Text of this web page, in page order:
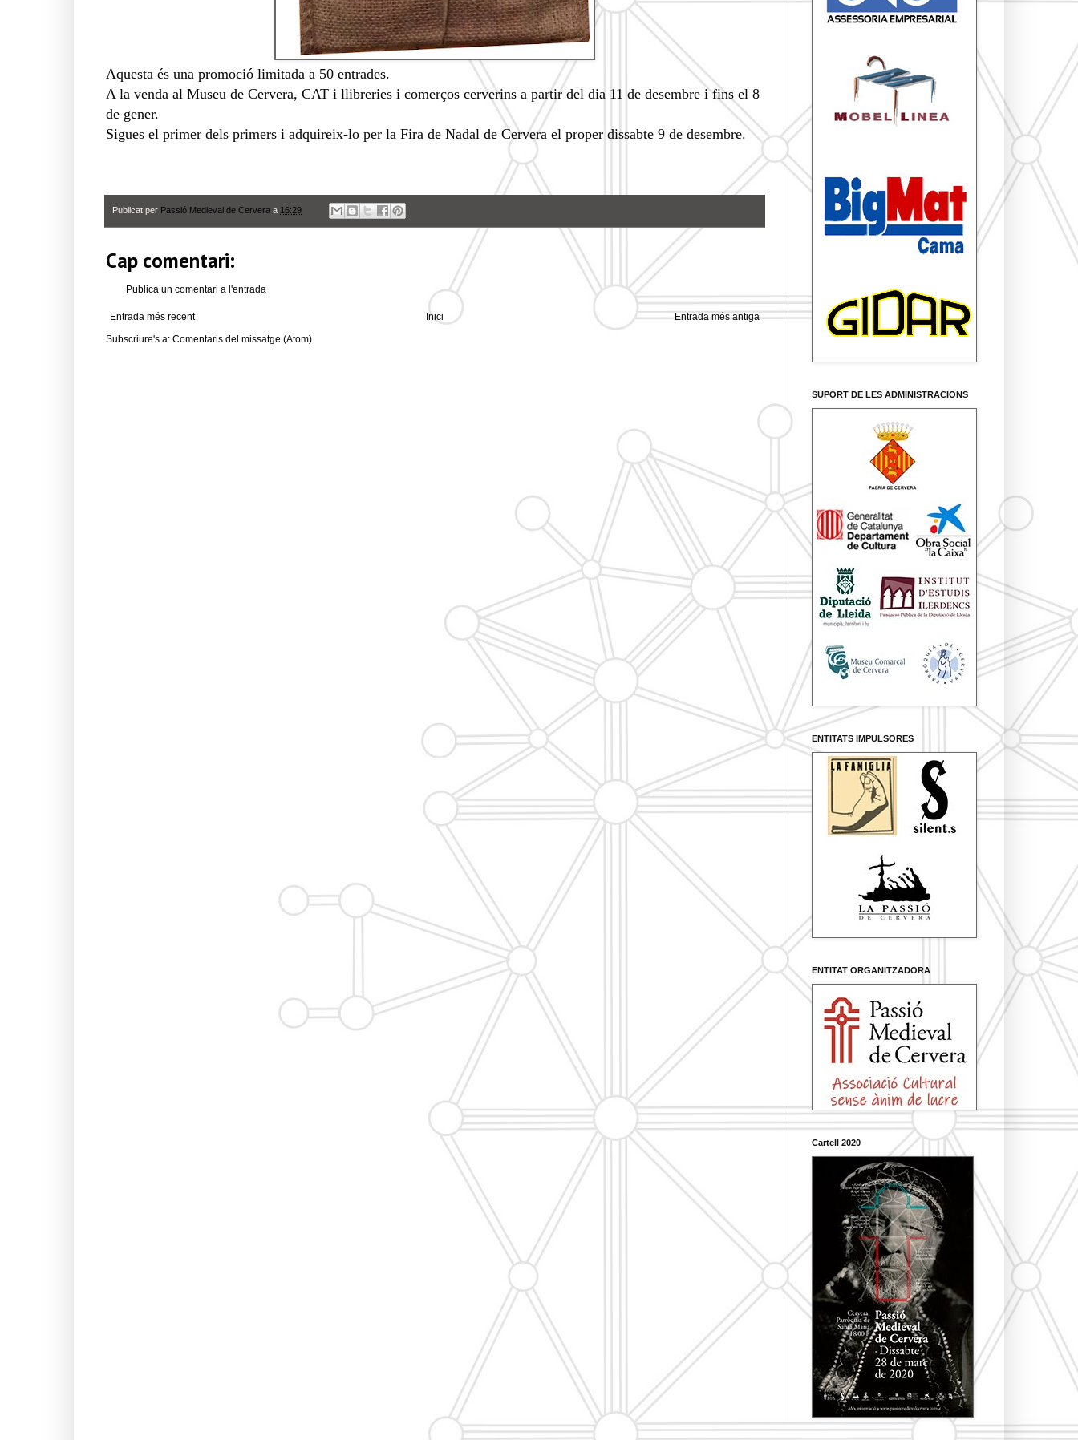
Aquesta és una promoció limitada a 50 entrades.
A la venda al Museu de Cervera, CAT i llibreries i comerços cerverins a partir del dia 11 de desembre i fins el 8
de gener.
Sigues el primer dels primers i adquireix-lo per la Fira de Nadal de Cervera el proper dissabte 9 de desembre.
Publicat per Passió Medieval de Cervera a 16:29
Cap comentari:
Publica un comentari a l'entrada
Entrada més recent Entrada més antiga
Inici
Subscriure's a: Comentaris del missatge (Atom)
SUPORT DE LES ADMINISTRACIONS
ENTITATS IMPULSORES
ENTITAT ORGANITZADORA
Cartell 2020